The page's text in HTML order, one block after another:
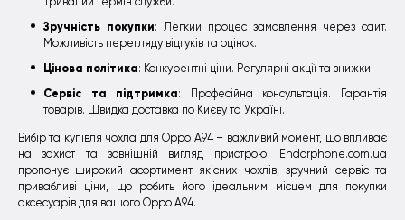
Зручність покупки: Легкий процес замовлення через сайт.
Можливість перегляду відгуків та оцінок.
Цінова політика: Конкурентні ціни. Регулярні акції та знижки.
Сервіс та підтримка: Професійна консультація. Гарантія
товарів. Швидка доставка по Києву та Україні.
Вибір та купівля чохла для Oppo A94 – важливий момент, що впливає
на захист та зовнішній вигляд пристрою. Endorphone.com.ua
пропонує широкий асортимент якісних чохлів, зручний сервіс та
привабливі ціни, що робить його ідеальним місцем для покупки
аксесуарів для вашого Oppo A94.